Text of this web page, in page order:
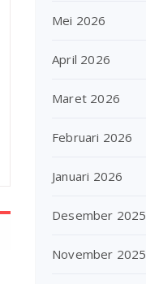
Mei 2026
April 2026
Maret 2026
Februari 2026
Januari 2026
Desember 2025
November 2025